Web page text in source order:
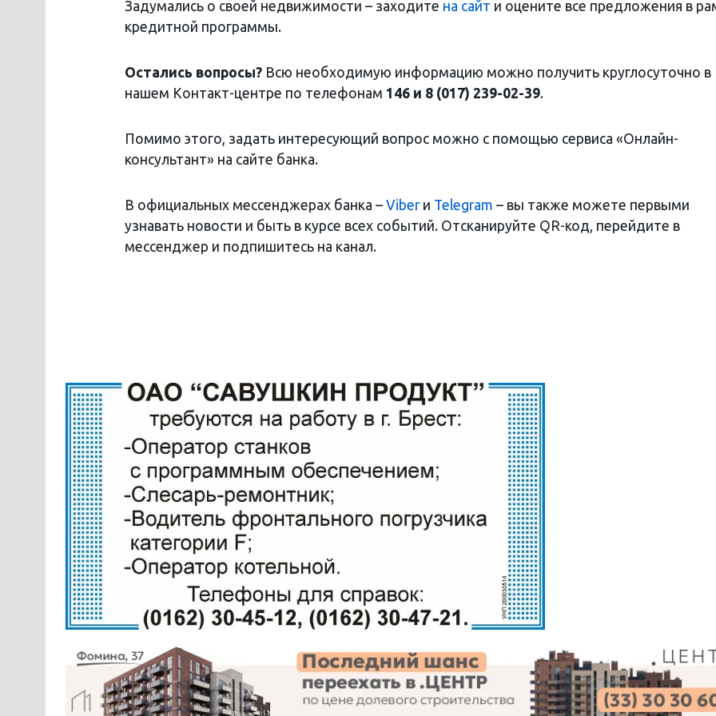
Задумались о своей недвижимости – заходите на сайт и оцените все предложения в
кредитной программы.
Остались вопросы? Всю необходимую информацию можно получить круглосуточно в
нашем Контакт-центре по телефонам 146 и 8 (017) 239-02-39.
Помимо этого, задать интересующий вопрос можно с помощью сервиса «Онлайн-
консультант» на сайте банка.
В официальных мессенджерах банка – Viberи Telegram – вы также можете первыми
узнавать новости и быть в курсе всех событий. Отсканируйте QR-код, перейдите в
мессенджер и подпишитесь на канал.